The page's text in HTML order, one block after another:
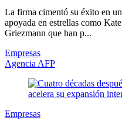
La firma cimentó su éxito en
apoyada en estrellas como
Griezmann que han p...
Empresas
Agencia AFP
Empresas